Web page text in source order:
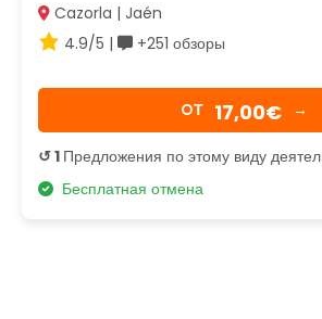
Cazorla | Jaén
4.9/5 |
+251 обзоры
OТ 17,00€ →
↺ 1 Предложения по этому виду
Бесплатная отмена